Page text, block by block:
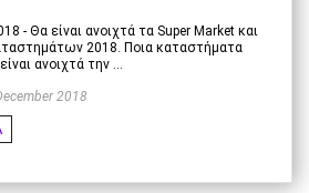
- Θα είναι ανοιχτά τα Super Market και
2018. Ποια καταστήματα
ανοιχτά την ...
2018